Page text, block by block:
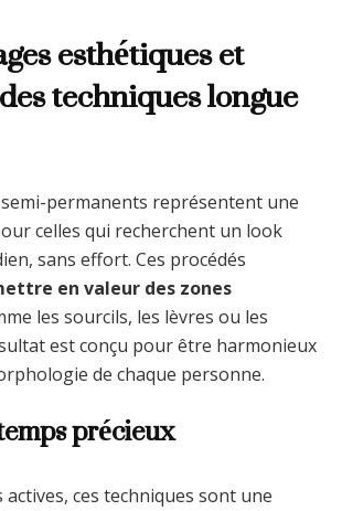
esthétiques et
techniques longue
permanents représentent une
celles qui recherchent un look
sans effort. Ces procédés
en valeur des zones
les sourcils, les lèvres ou les
est conçu pour être harmonieux
de chaque personne.
précieux
actives, ces techniques sont une